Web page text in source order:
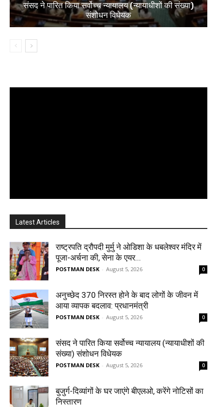
संसद ने पारित किया सर्वोच्च न्यायालय (न्यायाधीशों की संख्या)
संशोधन विधेयक
Latest Articles
राष्ट्रपति द्रौपदी मुर्मु ने ओडिशा के धबलेश्वर मंदिर में
पूजा-अर्चना की, सेना के एयर...
POSTMAN DESK - August 5, 2026 0
अनुच्छेद 370 निरस्त होने के बाद लोगों के जीवन में
आया व्यापक बदलाव: प्रधानमंत्री
POSTMAN DESK - August 5, 2026 0
संसद ने पारित किया सर्वोच्च न्यायालय (न्यायाधीशों की
संख्या) संशोधन विधेयक
POSTMAN DESK - August 5, 2026 0
बुजुर्ग-दिव्यांगों के घर जाएंगे बीएलओ, करेंगे नोटिसों का
निस्तारण